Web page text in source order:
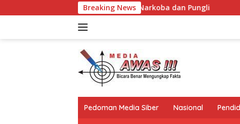
ke
Breaking News
Narkoba dan Pungli Pelepasan Kontingen
Pedoman Media Siber Nasional